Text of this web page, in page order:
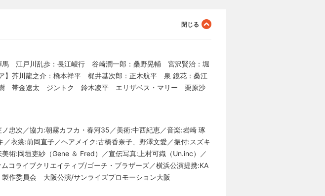
馬 江戸川乱歩：長江崚行 谷崎潤一郎：桑野晃輔 宮沢賢治：堀
芥川龍之介：橋本祥平 梶井基次郎：正木航平 泉 鏡花：桑江
樹 帯金遼太 ジントク 鈴木凌平 エリザベス・マリー 栗原沙
忠次／協力:朝霧カフカ・春河35／美術:中西紀恵／音楽:岩崎 琢
衣裳:前岡直子／ヘアメイク:古橋香奈子、野澤文愛／振付:スズキ
術:岡垣吏紗（Gene ＆ Fred）／宣伝写真:上村可織（Un.inc）／
コライブクリエイティブ/ゴーチ・ブラザーズ／横浜公演提携:KA
作委員会 大阪公演/サンライズプロモーション大阪